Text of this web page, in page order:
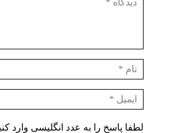
لطفا پاسخ را به عدد انگلیسی وارد